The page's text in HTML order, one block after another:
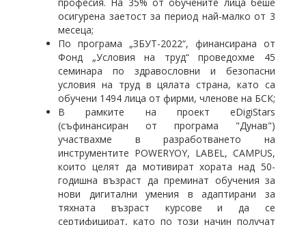
осигурена заетост за период най-малко от 3
месеца;
По програма „ЗБУТ-2022“, финансирана от
Фонд „Условия на труд“ проведохме 45
семинара по здравословни и безопасни
условия на труд в цялата страна, като са
обучени 1494 лица от фирми, членове на БСК;
В рамките на проект eDigiStars
(съфинансиран от програма "Дунав")
участвахме в разработването на
инструментите POWERYOY, LABEL, CAMPUS,
които целят да мотивират хората над 50-
годишна възраст да преминат обучения за
нови дигитални умения в адаптирани за
тяхната възраст курсове и да се
сертифицират, като по този начин получат